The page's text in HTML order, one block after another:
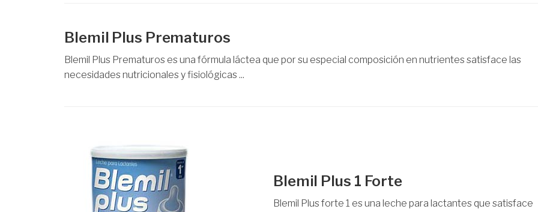
Blemil Plus Prematuros
Blemil Plus Prematuros es una fórmula láctea que por su especial composición en nutrientes satisface las
necesidades nutricionales y fisiológicas ...
Blemil Plus 1 Forte
Blemil Plus forte 1 es una leche para lactantes que satisface